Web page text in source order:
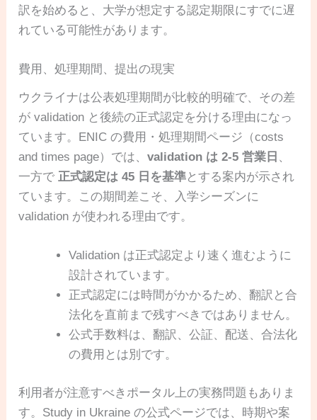
訳を始めると、大学が想定する認定期限にすでに遅
れている可能性があります。
費用、処理期間、提出の現実
ウクライナは公表処理期間が比較的明確で、その差
が validation と後続の正式認定を分ける理由になっ
ています。ENIC の費用・処理期間ページ（costs
and times page）では、validation は 2-5 営業日 、
一方で正式認定は 45 日を基準とする案内が示され
ています。この期間差こそ、入学シーズンに
validation が使われる理由です。
Validation は正式認定より速く進むように
設計されています。
正式認定には時間がかかるため、翻訳と合
法化を直前まで残すべきではありません。
公式手数料は、翻訳、公証、配送、合法化
の費用とは別です。
利用者が注意すべきポータル上の実務問題もありま
す。Study in Ukraine の公式ページでは、時期や案